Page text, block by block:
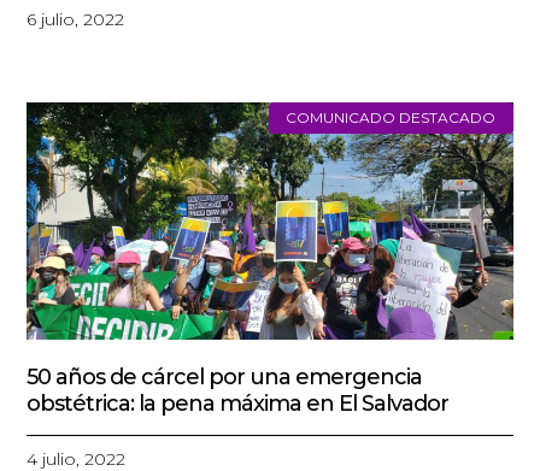
6 julio, 2022
COMUNICADO DESTACADO
50 años de cárcel por una emergencia
obstétrica: la pena máxima en El Salvador
4 julio, 2022